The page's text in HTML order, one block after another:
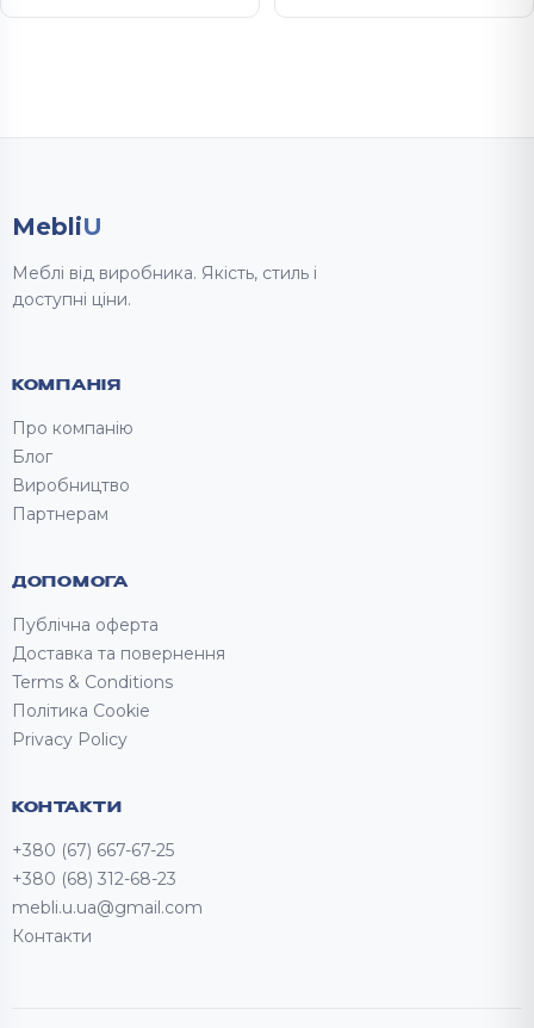
MebliU
Меблі від виробника. Якість, стиль і
доступні ціни.
КОМПАНІЯ
Про компанію
Блог
Виробництво
Партнерам
ДОПОМОГА
Публічна оферта
Доставка та повернення
Terms & Conditions
Політика Cookie
Privacy Policy
КОНТАКТИ
+380 (67) 667-67-25
+380 (68) 312-68-23
mebli.u.ua@gmail.com
Контакти